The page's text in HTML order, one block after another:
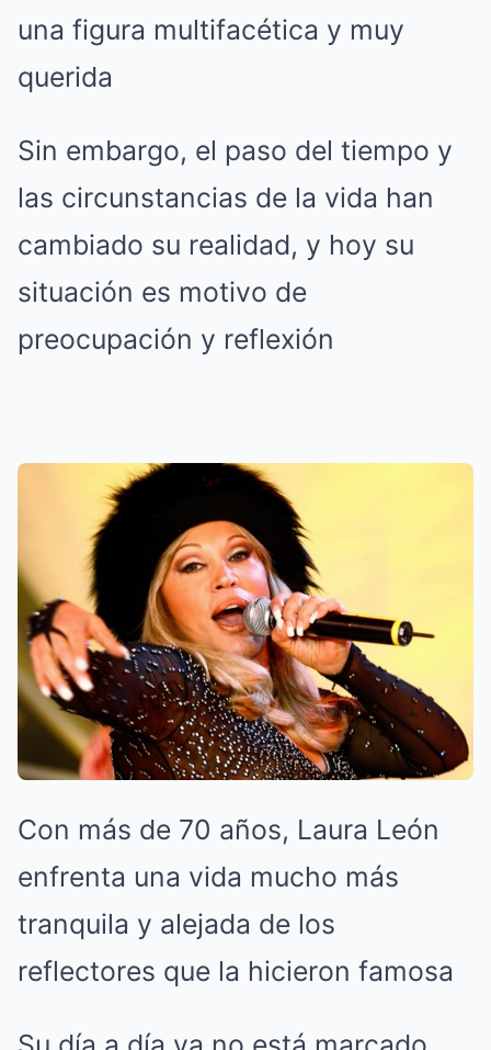
una figura multifacética y muy
querida
Sin embargo, el paso del tiempo y
las circunstancias de la vida han
cambiado su realidad, y hoy su
situación es motivo de
preocupación y reflexión
Con más de 70 años, Laura León
enfrenta una vida mucho más
tranquila y alejada de los
reflectores que la hicieron famosa